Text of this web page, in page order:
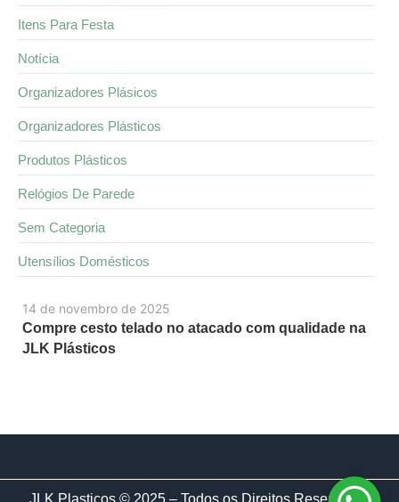
14 de novembro de 2025
Compre cesto telado no atacado com qualidade na
JLK Plásticos
Itens Para Festa
Notícia
Organizadores Plásicos
Organizadores Plásticos
Produtos Plásticos
Relógios De Parede
Sem Categoria
Utensílios Domésticos